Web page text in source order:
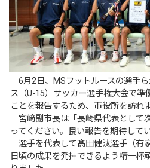
6月2日、MSフットルースの選手
ス（U-15）サッカー選手権大会で準
ことを報告するため、市役所を訪れ
宮﨑副市長は「長崎県代表として
ってください。良い報告を期待して
選手を代表して髙田健汰選手（有
日頃の成果を発揮できるよう精一杯